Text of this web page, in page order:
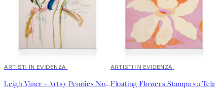
30%*
ARTISTI IN EVIDENZA
Leigh Viner - Artsy Peonies No1 Stampa su Tela
30%*
ARTISTI IN EVIDENZA
Floating Flowers Stampa su Tela